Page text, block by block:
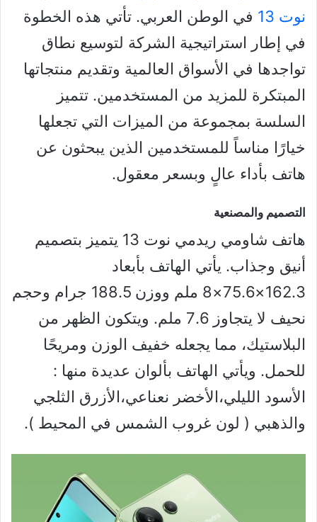
نوت 13
في الوطن العربي. تأتي هذه الخطوة
في إطار استراتيجية الشركة لتوسيع نطاق
تواجدها في الأسواق العالمية وتقديم منتجاتها
المبتكرة للمزيد من المستخدمين. تتميز
السلسة بمجموعة من الميزات التي تجعلها
خيارًا مناساً للمستخدمين الذين يبحثون عن
هاتف بأداء عالٍ وبسعر معقول.
التصميم والمصنعية
هاتف شاومي ريدمي نوت 13 يتميز بتصميم
أنيق وجذاب. يأتي الهاتف بأبعاد
162.3×75.6×8 ملم ووزن 188.5 جرام وحجم
نحيف لا يتجاوز 7.6 ملم. ويتكون الظهر من
البلاستيك، مما يجعله خفيف الوزن ومريحًا
للحمل. ويأتي الهاتف بألوان عديدة منها :
الأسود الليلي،الأخضر نعناعي،الأزرق الثلجي
والذهبي ( لون غروب الشمس في المحيط ).